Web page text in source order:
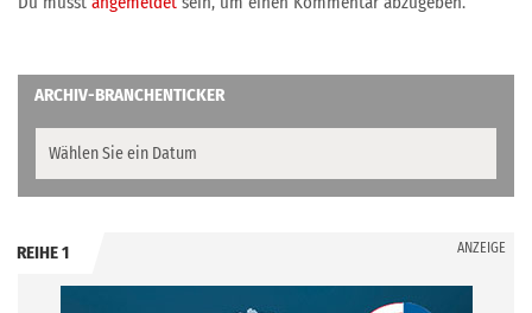
ARCHIV-BRANCHENTICKER
REIHE 1 ANZEIGE